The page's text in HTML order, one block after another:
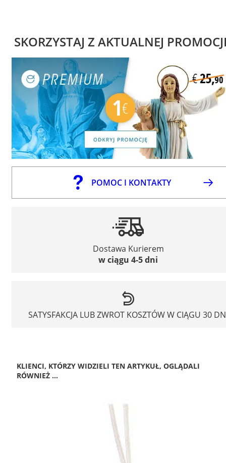
SKORZYSTAJ Z AKTUALNEJ
POMOC I KONTAKTY
Dostawa Kurierem
w ciągu 4-5 dni
SATYSFAKCJA LUB ZWROT KOSZTÓW W CIĄGU 30
KLIENCI, KTÓRZY WIDZIELI TEN ARTYKUŁ, OGLĄDALI
RÓWNIEŻ ...